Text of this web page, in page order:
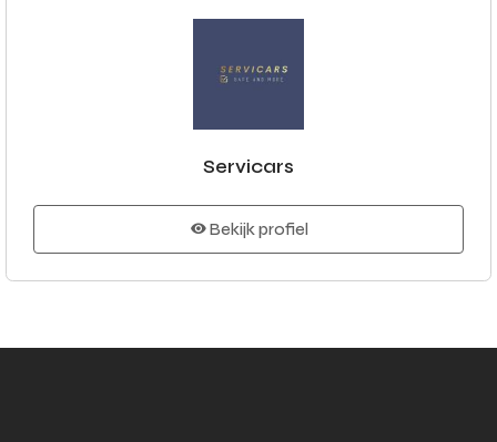
Servicars
Bekijk profiel